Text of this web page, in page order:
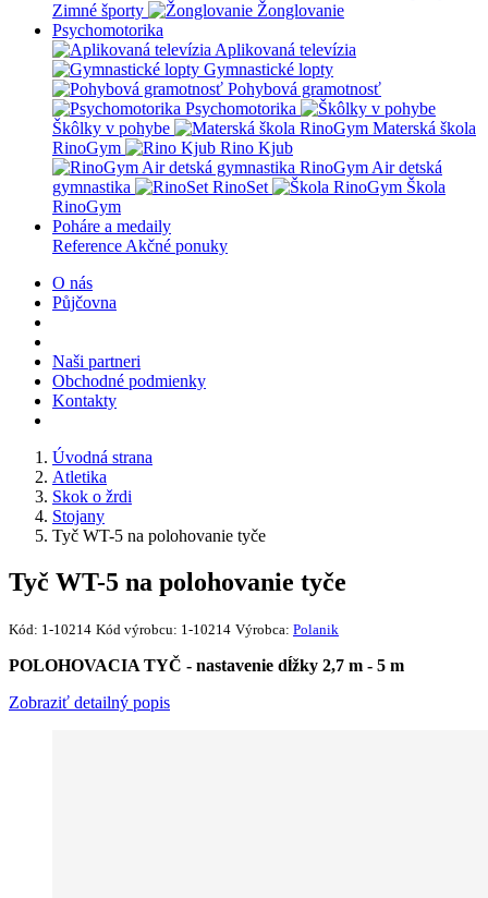
Zimné športy
Žonglovanie
Psychomotorika
Aplikovaná televízia
Gymnastické lopty
Pohybová gramotnosť
Psychomotorika
Škôlky v pohybe
Materská škola
RinoGym
Rino Kjub
RinoGym Air detská
gymnastika
RinoSet
Škola
RinoGym
Poháre a medaily
Reference Akčné ponuky
O nás
Půjčovna
Naši partneri
Obchodné podmienky
Kontakty
Úvodná strana
Atletika
Skok o žrdi
Stojany
Tyč WT-5 na polohovanie tyče
Tyč WT-5 na polohovanie tyče
Kód: 1-10214 Kód výrobcu: 1-10214 Výrobca: Polanik
POLOHOVACIA TYČ - nastavenie dĺžky 2,7 m - 5 m
Zobraziť detailný popis